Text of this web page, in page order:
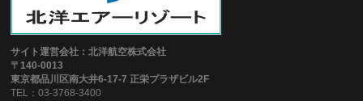
サイト運営会社：北洋航空株式会社
〒140-0013
東京都品川区南大井6-17-7 正栄プラザビル2F
TEL：03-3768-3400